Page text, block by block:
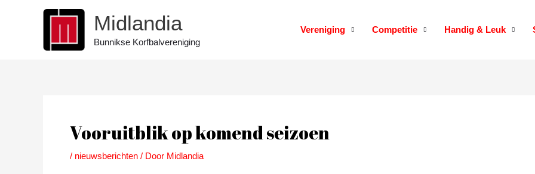
Midlandia
Bunnikse Korfbalvereniging
Vereniging Competitie Handig & Leuk
Vooruitblik op komend seizoen
/ nieuwsberichten / Door Midlandia